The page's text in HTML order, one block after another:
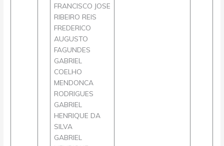
FRANCISCO JOSE
RIBEIRO REIS
FREDERICO
AUGUSTO
FAGUNDES
GABRIEL
COELHO
MENDONCA
RODRIGUES
GABRIEL
HENRIQUE DA
SILVA
GABRIEL